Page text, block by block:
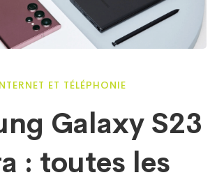
ET TÉLÉPHONIE
Galaxy S23
: toutes les